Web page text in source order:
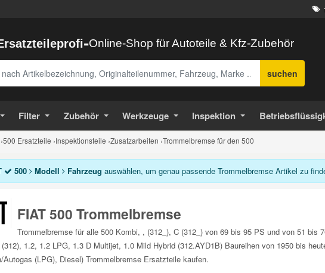
-Online-Shop für Autoteile & Kfz-Zubehör
suchen
Filter Zubehör Werkzeuge Inspektion
›500 Ersatzteile ›Inspektionsteile ›Zusatzarbeiten ›Trommelbremse für den 500
500 Modell Fahrzeug auswählen, um genau passende Trommelbremse Artikel zu
FIAT 500 Trommelbremse
Trommelbremse für alle 500 Kombi, , (312_), C (312_) von 69 bis 95 PS und von 51 bis
(312), 1.2, 1.2 LPG, 1.3 D Multijet, 1.0 Mild Hybrid (312.AYD1B) Baureihen von 1950 bis
Autogas (LPG), Diesel) Trommelbremse Ersatzteile kaufen.